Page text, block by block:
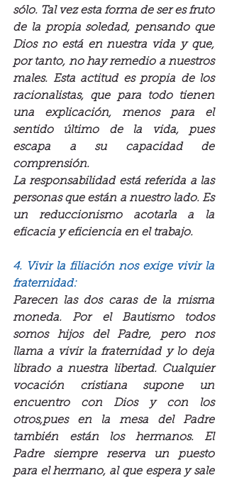
sólo. Tal vez esta forma de ser es fruto
de la propia soledad, pensando que
Dios no está en nuestra vida y que,
por tanto, no hay remedio a nuestros
males. Esta actitud es propia de los
racionalistas, que para todo tienen
una explicación, menos para el
sentido último de la vida, pues
escapa a su capacidad de
comprensión.
La responsabilidad está referida a las
personas que están a nuestro lado. Es
un reduccionismo acotarla a la
eficacia y eficiencia en el trabajo.
4. Vivir la filiación nos exige vivir la
fraternidad:
Parecen las dos caras de la misma
moneda. Por el Bautismo todos
somos hijos del Padre, pero nos
llama a vivir la fraternidad y lo deja
librado a nuestra libertad. Cualquier
vocación cristiana supone un
encuentro con Dios y con los
otros,pues en la mesa del Padre
también están los hermanos. El
Padre siempre reserva un puesto
para el hermano, al que espera y sale